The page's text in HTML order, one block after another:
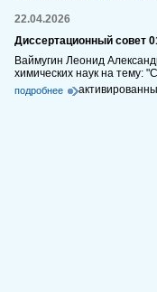
22.04.2026
Диссертационный совет
Ваймугин Леонид
химических наук на тему:
подробнее